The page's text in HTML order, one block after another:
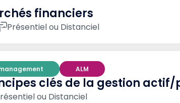
financiers
Présentiel ou Distanciel
ALM
clés de la gestion
ou Distanciel